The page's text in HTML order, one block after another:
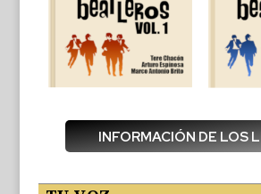
INFORMACIÓN DE LOS